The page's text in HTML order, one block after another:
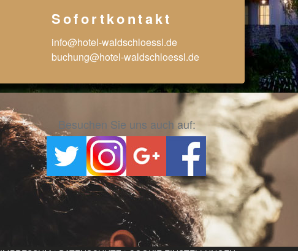
Sofortkontakt
info@hotel-waldschloessl.de
buchung@hotel-waldschloessl.de
Besuchen Sie uns auch auf: